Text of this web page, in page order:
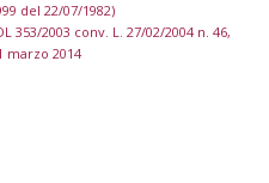
del 22/07/1982)
353/2003 conv. L. 27/02/2004 n. 46,
marzo 2014